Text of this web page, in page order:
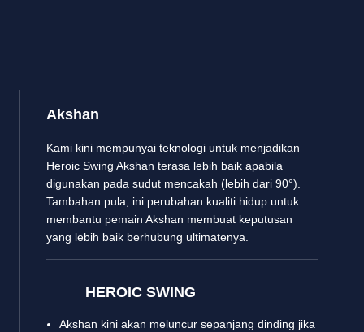
Akshan
Kami kini mempunyai teknologi untuk menjadikan
Heroic Swing Akshan terasa lebih baik apabila
digunakan pada sudut mencakah (lebih dari 90°).
Tambahan pula, ini perubahan kualiti hidup untuk
membantu pemain Akshan membuat keputusan
yang lebih baik berhubung ultimatenya.
HEROIC SWING
Akshan kini akan meluncur sepanjang dinding jika